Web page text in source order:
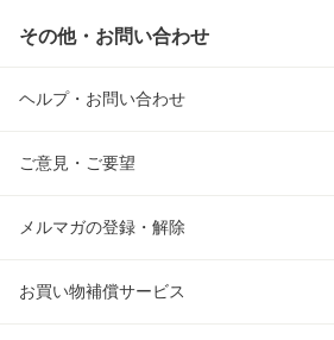
その他・お問い合わせ
ヘルプ・お問い合わせ
ご意見・ご要望
メルマガの登録・解除
お買い物補償サービス